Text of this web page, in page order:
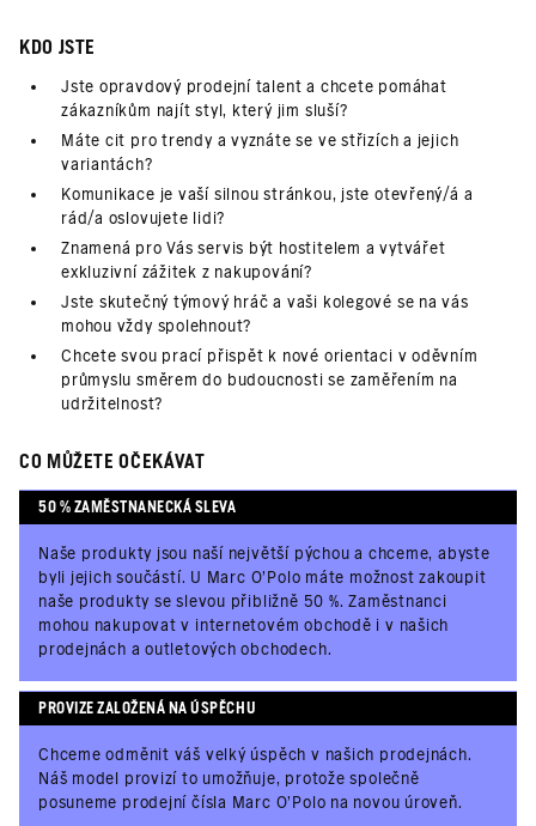
KDO JSTE
Jste opravdový prodejní talent a chcete pomáhat
zákazníkům najít styl, který jim sluší?
Máte cit pro trendy a vyznáte se ve střizích a jejich
variantách?
Komunikace je vaší silnou stránkou, jste otevřený/á a
rád/a oslovujete lidi?
Znamená pro Vás servis být hostitelem a vytvářet
exkluzivní zážitek z nakupování?
Jste skutečný týmový hráč a vaši kolegové se na vás
mohou vždy spolehnout?
Chcete svou prací přispět k nové orientaci v oděvním
průmyslu směrem do budoucnosti se zaměřením na
udržitelnost?
CO MŮŽETE OČEKÁVAT
50 % ZAMĚSTNANECKÁ SLEVA
Naše produkty jsou naší největší pýchou a chceme, abyste
byli jejich součástí. U Marc O'Polo máte možnost zakoupit
naše produkty se slevou přibližně 50 %. Zaměstnanci
mohou nakupovat v internetovém obchodě i v našich
prodejnách a outletových obchodech.
PROVIZE ZALOŽENÁ NA ÚSPĚCHU
Chceme odměnit váš velký úspěch v našich prodejnách.
Náš model provizí to umožňuje, protože společně
posuneme prodejní čísla Marc O'Polo na novou úroveň.